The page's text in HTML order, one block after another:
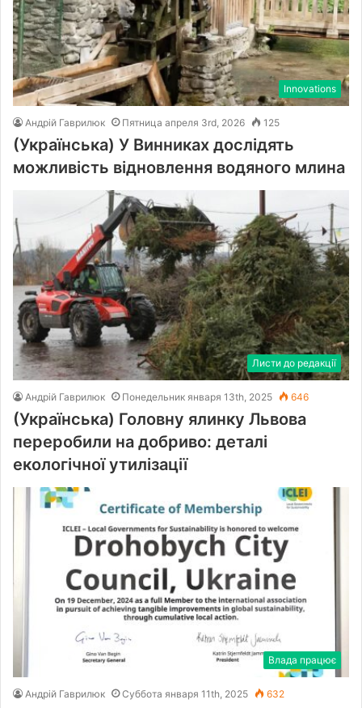
Innovations
Андрій Гаврилюк Пятница апреля 3rd, 2026 125
(Українська) У Винниках дослідять
можливість відновлення водяного млина
Листи до редакції
Андрій Гаврилюк Понедельник января 13th, 2025 646
(Українська) Головну ялинку Львова
переробили на добриво: деталі
екологічної утилізації
Влада працює
Андрій Гаврилюк Суббота января 11th, 2025 632